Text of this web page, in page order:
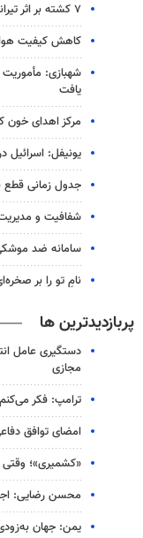
۷ کشته بر اثر تیراندازی در یک مدرسه در تایلند+ فیلم
کاهش کیفیت هوا
شهبازی:
یافت
مرکز اهدای خون
یونیفل: اسرائیل در یک روز ۱۱۳ پرتابه
جدول زمانی قطع برق
شفافیت و
سامانه ضد
نامِ تو را بر
پربازدیدترین ها
دستگیری عامل
مجازی
ترامپ: فکر می‌کنم
امضای توافق
«کشمیری»؛
محسن رضایی:
یمن: جهان